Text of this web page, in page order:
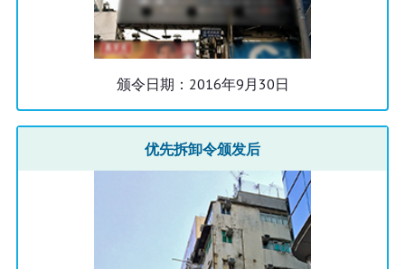
颁令日期：2016年9月30日
优先拆卸令颁发后